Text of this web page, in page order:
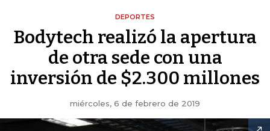
DEPORTES
Bodytech realizó la apertura
de otra sede con una
inversión de $2.300 millones
miércoles, 6 de febrero de 2019